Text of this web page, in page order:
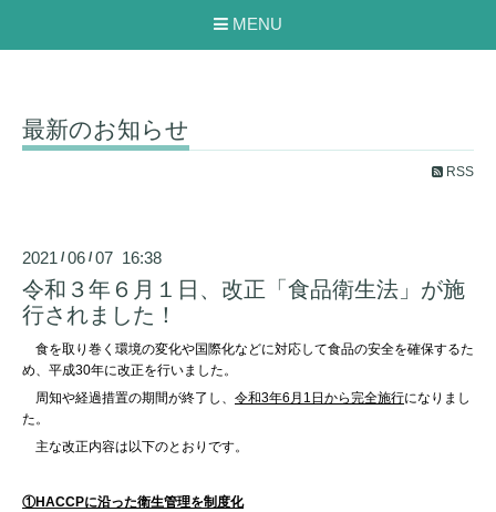
MENU
最新のお知らせ
RSS
2021 /06 /07 16:38
令和３年６月１日、改正「食品衛生法」が施
行されました！
食を取り巻く環境の変化や国際化などに対応して食品の安全を確保するた
め、平成30年に改正を行いました。
周知や経過措置の期間が終了し、 令和3年6月1日から完全施行になりまし
た。
主な改正内容は以下のとおりです。
①HACCPに沿った衛生管理を制度化